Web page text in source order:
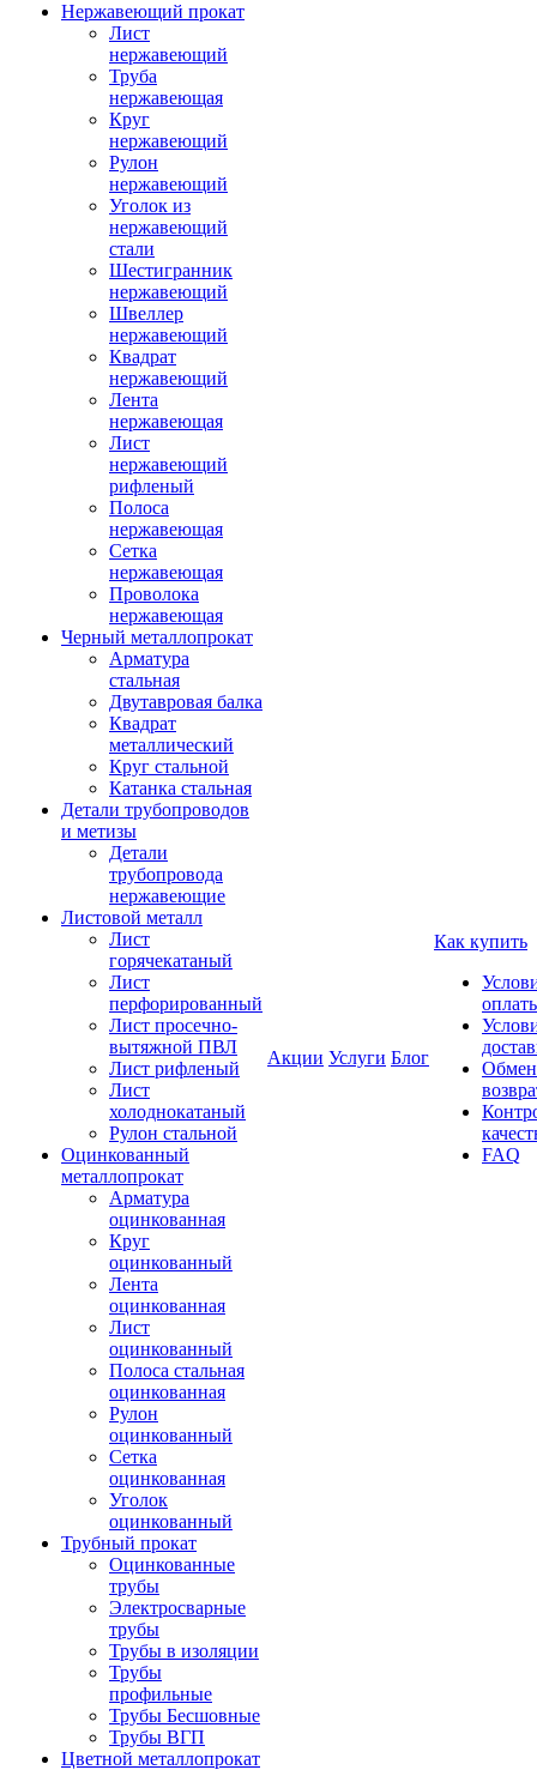
Нержавеющий прокат
Лист
нержавеющий
Труба
нержавеющая
Круг
нержавеющий
Рулон
нержавеющий
Уголок из
нержавеющий
стали
Шестигранник
нержавеющий
Швеллер
нержавеющий
Квадрат
нержавеющий
Лента
нержавеющая
Лист
нержавеющий
рифленый
Полоса
нержавеющая
Сетка
нержавеющая
Проволока
нержавеющая
Черный металлопрокат
Арматура
стальная
Двутавровая балка
Квадрат
металлический
Круг стальной
Катанка стальная
Детали трубопроводов
и метизы
Детали
трубопровода
нержавеющие
Листовой металл
Лист
горячекатаный
Лист
перфорированный
Лист просечно-
вытяжной ПВЛ
Лист рифленый
Лист
холоднокатаный
Рулон стальной
Оцинкованный
металлопрокат
Арматура
оцинкованная
Круг
оцинкованный
Лента
оцинкованная
Лист
оцинкованный
Полоса стальная
оцинкованная
Рулон
оцинкованный
Сетка
оцинкованная
Уголок
оцинкованный
Трубный прокат
Оцинкованные
трубы
Электросварные
трубы
Трубы в изоляции
Трубы
профильные
Трубы Бесшовные
Трубы ВГП
Цветной металлопрокат
Акции Услуги Блог
Как купить
FAQ